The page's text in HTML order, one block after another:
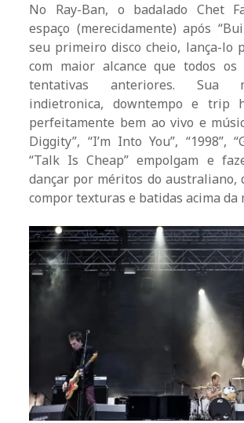
No Ray-Ban, o badalado Chet
espaço (merecidamente) após
seu primeiro disco cheio, lança-lo
com maior alcance que todos
tentativas anteriores. Sua
indietronica, downtempo e trip
perfeitamente bem ao vivo e
Diggity”, “I’m Into You”, “1998”,
“Talk Is Cheap” empolgam e
dançar por méritos do australiano,
compor texturas e batidas acima da